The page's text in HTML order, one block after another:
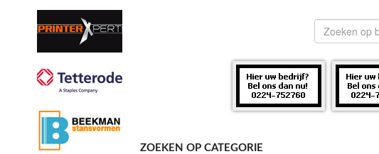
ZOEKEN OP CATEGORIE